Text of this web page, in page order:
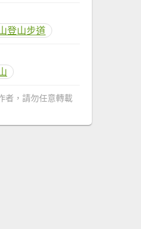
登山步道
者，請勿任意轉載